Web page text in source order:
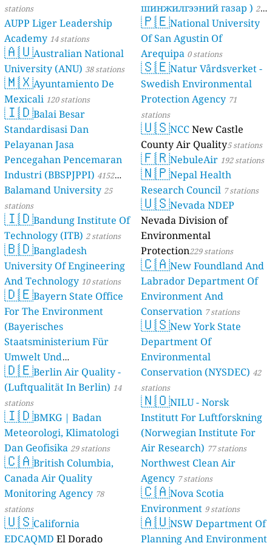
stations
AUPP Liger Leadership
Academy 14 stations
🇦🇺Australian National
University (ANU) 38 stations
🇲🇽Ayuntamiento De
Mexicali 120 stations
🇮🇩Balai Besar
Standardisasi Dan
Pelayanan Jasa
Pencegahan Pencemaran
Industri (BBSPJPPI) 4152
stations
Balamand University25
stations
🇮🇩Bandung Institute Of
Technology (ITB) 2 stations
🇧🇩Bangladesh
University Of Engineering
And Technology 10 stations
🇩🇪Bayern State Office
For The Environment
(Bayerisches
Staatsministerium Für
Umwelt Und
Verbraucherschutz) - LfU
46 stations
🇩🇪Berlin Air Quality -
(Luftqualität In Berlin) 14
stations
🇮🇩BMKG | Badan
Meteorologi, Klimatologi
Dan Geofisika 29 stations
🇨🇦British Columbia,
Canada Air Quality
Monitoring Agency 78
stations
🇺🇸California
EDCAQMD El Dorado
шинжилгээний газар ) 21
stations
🇵🇪National University
Of San Agustin Of
Arequipa 0 stations
🇸🇪Natur Vårdsverket -
Swedish Environmental
Protection Agency 71
stations
🇺🇸NCCNew Castle
County Air Quality5 stations
🇫🇷NebuleAir 192 stations
🇳🇵Nepal Health
Research Council 7 stations
🇺🇸Nevada NDEP
Nevada Division of
Environmental
Protection229 stations
🇨🇦New Foundland And
Labrador Department Of
Environment And
Conservation 7 stations
🇺🇸New York State
Department Of
Environmental
Conservation (NYSDEC) 42
stations
🇳🇴NILU - Norsk
Institutt For Luftforskning
(Norwegian Institute For
Air Research) 77 stations
Northwest Clean Air
Agency 7 stations
🇨🇦Nova Scotia
Environment 9 stations
🇦🇺NSW Department Of
Planning And Environment